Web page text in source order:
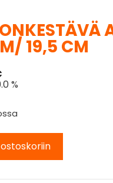
19,5 CM
%
ostoskoriin